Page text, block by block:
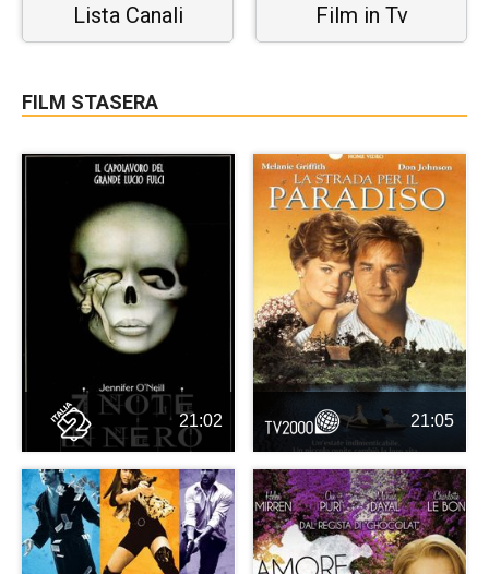
Lista Canali Film in Tv
FILM STASERA
21:02 21:05